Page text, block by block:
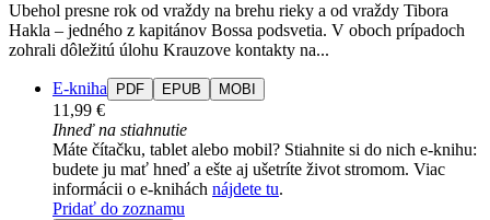
Ubehol presne rok od vraždy na brehu rieky a od vraždy Tibora
Hakla – jedného z kapitánov Bossa podsvetia. V oboch prípadoch
zohrali dôležitú úlohu Krauzove kontakty na...
E-kniha PDF EPUB MOBI
11,99 €
Ihneď na stiahnutie
Máte čítačku, tablet alebo mobil? Stiahnite si do nich e-knihu:
budete ju mať hneď a ešte aj ušetríte život stromom. Viac
informácii o e-knihách nájdete tu.
Pridať do zoznamu